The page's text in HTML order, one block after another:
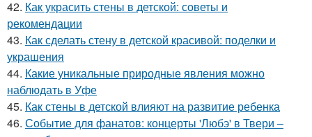
42. Как украсить стены в детской: советы и
рекомендации
43. Как сделать стену в детской красивой: поделки и
украшения
44. Какие уникальные природные явления можно
наблюдать в Уфе
45. Как стены в детской влияют на развитие ребенка
46. Событие для фанатов: концерты 'Любэ' в Твери –